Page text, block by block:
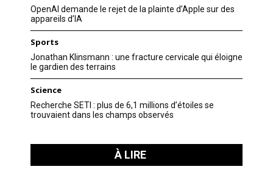
OpenAI demande le rejet de la plainte d’Apple sur des
appareils d’IA
Sports
Jonathan Klinsmann : une fracture cervicale qui éloigne
le gardien des terrains
Science
Recherche SETI : plus de 6,1 millions d’étoiles se
trouvaient dans les champs observés
À LIRE